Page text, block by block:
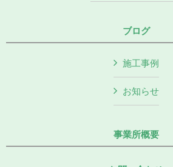
ブログ
施工事例
お知らせ
事業所概要